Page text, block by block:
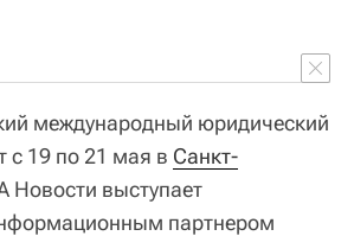
международный юридический
с 19 по 21 мая в Санкт-
Новости выступает
партнером